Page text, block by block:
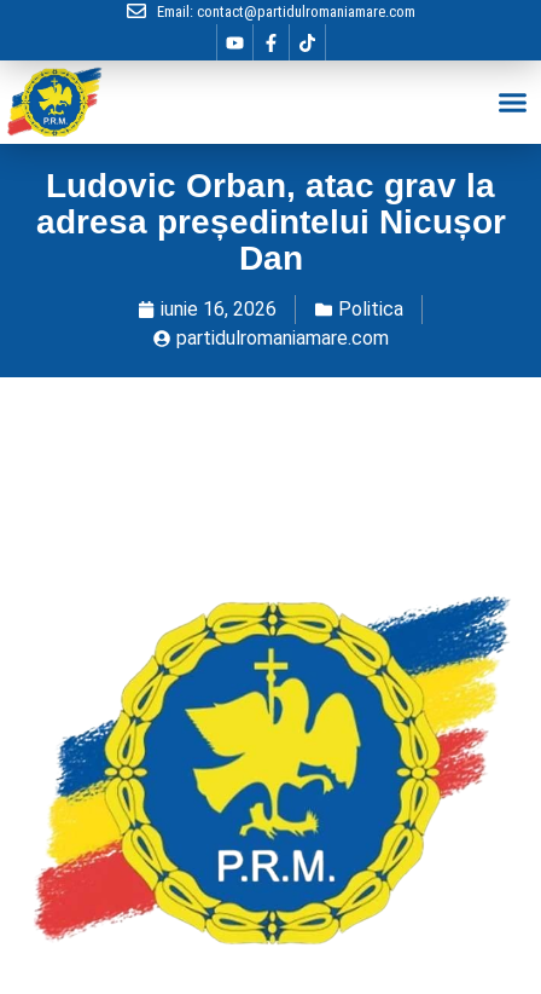
Email: contact@partidulromaniamare.com
Ludovic Orban, atac grav la
adresa președintelui Nicușor
Dan
iunie 16, 2026
Politica
partidulromaniamare.com